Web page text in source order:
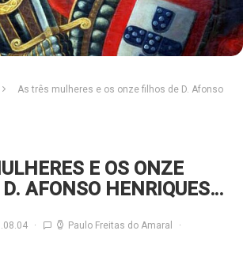
As três mulheres e os onze filhos de D. Afonso
E OS ONZE
D. AFONSO HENRIQUES…
Paulo Freitas do Amaral